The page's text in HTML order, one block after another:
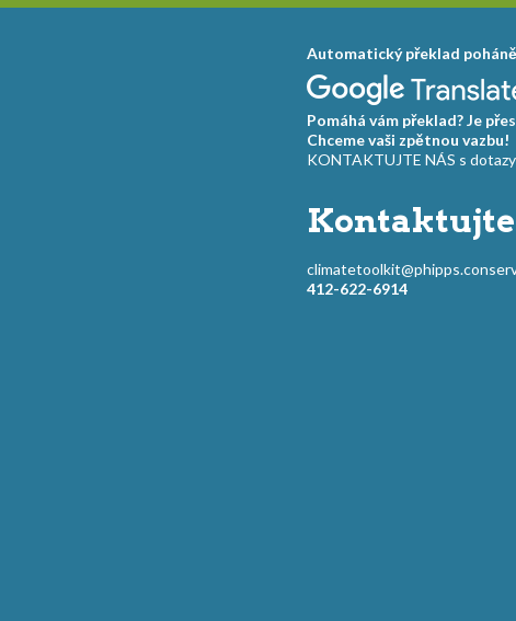
Automatický překlad
Pomáhá vám překlad? Je
Chceme vaši zpětnou vazbu!
KONTAKTUJTE NÁS s
Kontaktujte
412-622-6914